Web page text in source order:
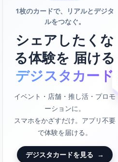
1枚のカードで、リアルとデジタ
ルをつなぐ。
シェアしたくな
る体験を 届ける
デジスタカード
イベント・店舗・推し活・プロモ
ーションに。
スマホをかざすだけ。アプリ不要
で体験を届ける。
デジスタカードを見る →